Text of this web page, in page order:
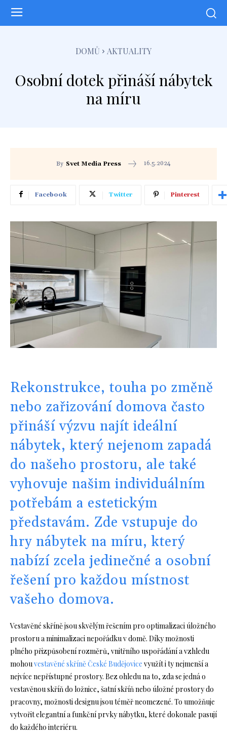
DOMŮ AKTUALITY
Osobní dotek přináší nábytek
na míru
By Svet Media Press 16.5.2024
Facebook Twitter Pinterest
Rekonstrukce, touha po změně
nebo zařizování domova často
přináší výzvu najít ideální
nábytek, který nejenom zapadá
do našeho prostoru, ale také
vyhovuje našim individuálním
potřebám a estetickým
představám. Zde vstupuje do
hry nábytek na míru, který
nabízí zcela jedinečné a osobní
řešení pro každou místnost
vašeho domova.
Vestavěné skříně jsou skvělým řešením pro optimalizaci úložného
prostoru a minimalizaci nepořádku v domě. Díky možnosti
plného přizpůsobení rozměrů, vnitřního uspořádání a vzhledu
mohouvestavěné skříně České Budějovice využít i ty nejmenší a
nejvíce nepřístupné prostory. Bez ohledu na to, zda se jedná o
vestavěnou skříň do ložnice, šatní skříň nebo úložné prostory do
pracovny, možnosti designu jsou téměř neomezené. To umožňuje
vytvořit elegantní a funkční prvky nábytku, které dokonale pasují
do každého interiéru.